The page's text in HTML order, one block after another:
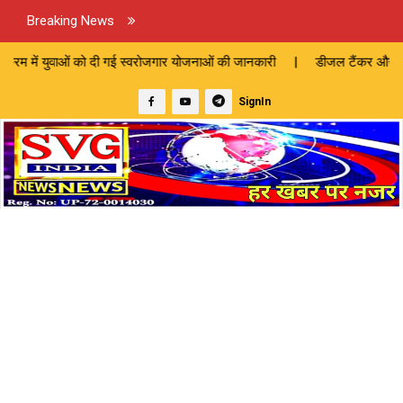
Breaking News
गई स्वरोजगार योजनाओं की जानकारी | डीजल टैंकर और कोयला लदे ट्रक
SignIn